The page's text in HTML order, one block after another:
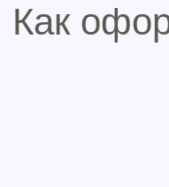
Как